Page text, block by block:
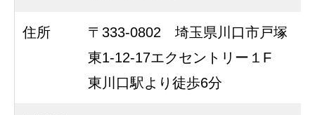
住所
〒333-0802 埼玉県川口市戸塚
東1-12-17エクセントリー１F
東川口駅より徒歩6分